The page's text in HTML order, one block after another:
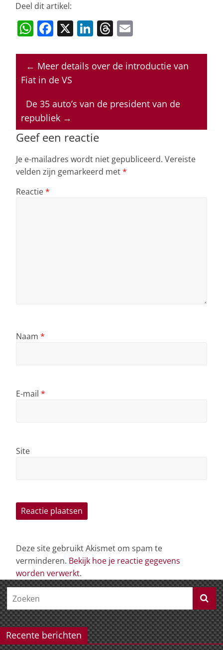
Deel dit artikel:
W
at
s
p
p
F
c
e
o
o
k
X Li
k
e
n
T
re
a
s
ai
l
← Meer details over de introductie van
Fiat in de VS
De 35 auto’s van de president van de
republiek →
Geef een reactie
Je e-mailadres wordt niet gepubliceerd. Vereiste
velden zijn gemarkeerd met*
Reactie*
Naam *
E-mail *
Site
Deze site gebruikt Akismet om spam te
verminderen. Bekijk hoe je reactie gegevens
worden verwerkt.
Recente berichten